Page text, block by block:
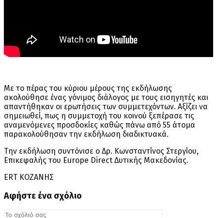
Με το πέρας του κύριου μέρους της εκδήλωσης
ακολούθησε ένας γόνιμος διάλογος με τους εισηγητές και
απαντήθηκαν οι ερωτήσεις των συμμετεχόντων. Αξίζει να
σημειωθεί, πως η συμμετοχή του κοινού ξεπέρασε τις
αναμενόμενες προσδοκίες καθώς πάνω από 55 άτομα
παρακολούθησαν την εκδήλωση διαδικτυακά.
Την εκδήλωση συντόνισε ο Δρ. Κωνσταντίνος Στεργίου,
Επικεφαλής του Europe Direct Δυτικής Μακεδονίας.
ERT ΚΟΖΑΝΗΣ
Αφήστε ένα σχόλιο